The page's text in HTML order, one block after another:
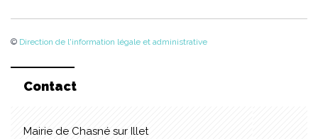
© Direction de l'information légale et administrative
Contact
Mairie de Chasné sur Illet